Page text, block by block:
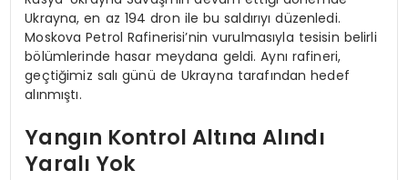
Ukrayna, en az 194 dron ile bu saldırıyı düzenledi.
Moskova Petrol Rafinerisi’nin vurulmasıyla tesisin belirli
bölümlerinde hasar meydana geldi. Aynı rafineri,
geçtiğimiz salı günü de Ukrayna tarafından hedef
alınmıştı.
Yangın Kontrol Altına Alındı
Yaralı Yok